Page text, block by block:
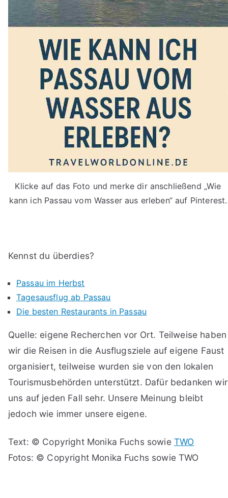
Klicke auf das Foto und merke dir anschließend „Wie
kann ich Passau vom Wasser aus erleben“ auf Pinterest.
Kennst du überdies?
Passau im Herbst
Tagesausflug ab Passau
Die besten Restaurants in Passau
Quelle: eigene Recherchen vor Ort. Teilweise haben
wir die Reisen in die Ausflugsziele auf eigene Faust
organisiert, teilweise wurden sie von den lokalen
Tourismusbehörden unterstützt. Dafür bedanken wir
uns auf jeden Fall sehr. Unsere Meinung bleibt
jedoch wie immer unsere eigene.
Text: © Copyright Monika Fuchs sowie TWO
Fotos: © Copyright Monika Fuchs sowie TWO